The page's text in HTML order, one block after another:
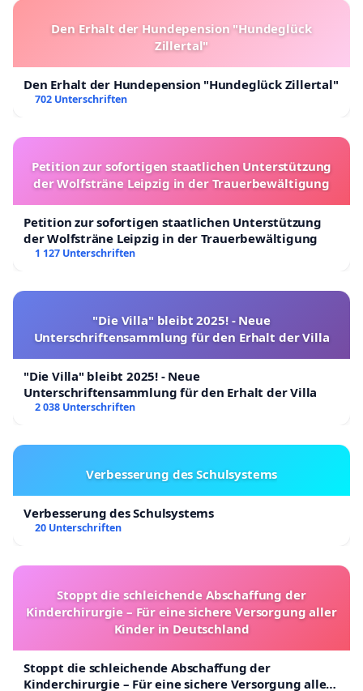
Den Erhalt der Hundepension "Hundeglück
Zillertal"
Den Erhalt der Hundepension "Hundeglück Zillertal"
702 Unterschriften
Petition zur sofortigen staatlichen Unterstützung
der Wolfsträne Leipzig in der Trauerbewältigung
Petition zur sofortigen staatlichen Unterstützung
der Wolfsträne Leipzig in der Trauerbewältigung
1 127 Unterschriften
"Die Villa" bleibt 2025! - Neue
Unterschriftensammlung für den Erhalt der Villa
"Die Villa" bleibt 2025! - Neue
Unterschriftensammlung für den Erhalt der Villa
2 038 Unterschriften
Verbesserung des Schulsystems
Verbesserung des Schulsystems
20 Unterschriften
Stoppt die schleichende Abschaffung der
Kinderchirurgie – Für eine sichere Versorgung aller
Kinder in Deutschland
Stoppt die schleichende Abschaffung der
Kinderchirurgie – Für eine sichere Versorgung aller